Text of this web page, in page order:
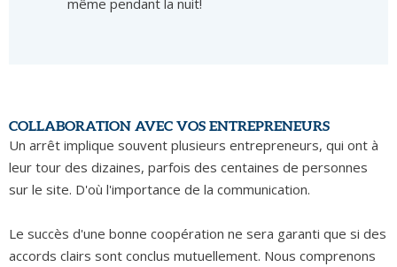
COLLABORATION AVEC VOS ENTREPRENEURS
Un arrêt implique souvent plusieurs entrepreneurs, qui ont à
leur tour des dizaines, parfois des centaines de personnes
sur le site. D'où l'importance de la communication.
Le succès d'une bonne coopération ne sera garanti que si des
accords clairs sont conclus mutuellement. Nous comprenons